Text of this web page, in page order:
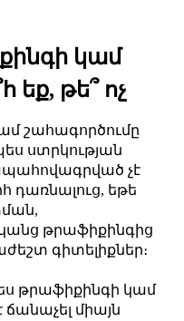
կամ
եք, թե՞ ոչ
շահագործումը
ստրկության
չէ
դառնալուց, եթե
թրաֆիքինգից
գիտելիքներ։
թրաֆիքինգի կամ
միայն